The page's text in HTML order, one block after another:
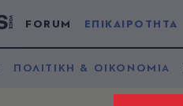
FORUM ΕΠΙΚΑΙΡΟΤΗΤΑ
ΠΟΛΙΤΙΚΗ & ΟΙΚΟΝΟΜΙΑ